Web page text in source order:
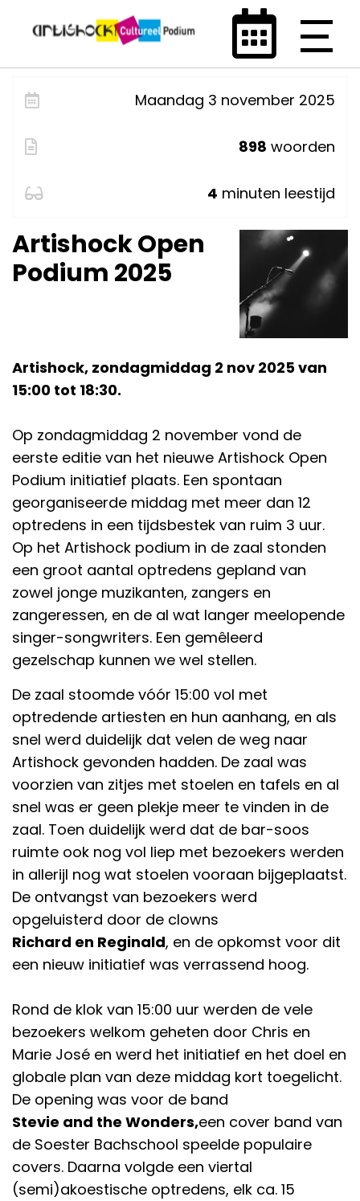
Maandag 3 november 2025
898 woorden
4 minuten leestijd
Artishock Open
Podium 2025
Artishock, zondagmiddag 2 nov 2025 van
15:00 tot 18:30.
Op zondagmiddag 2 november vond de
eerste editie van het nieuwe Artishock Open
Podium initiatief plaats. Een spontaan
georganiseerde middag met meer dan 12
optredens in een tijdsbestek van ruim 3 uur.
Op het Artishock podium in de zaal stonden
een groot aantal optredens gepland van
zowel jonge muzikanten, zangers en
zangeressen, en de al wat langer meelopende
singer-songwriters. Een gemêleerd
gezelschap kunnen we wel stellen.
De zaal stoomde vóór 15:00 vol met
optredende artiesten en hun aanhang, en als
snel werd duidelijk dat velen de weg naar
Artishock gevonden hadden. De zaal was
voorzien van zitjes met stoelen en tafels en al
snel was er geen plekje meer te vinden in de
zaal. Toen duidelijk werd dat de bar-soos
ruimte ook nog vol liep met bezoekers werden
in allerijl nog wat stoelen vooraan bijgeplaatst.
De ontvangst van bezoekers werd
opgeluisterd door de clowns
Richard en Reginald, en de opkomst voor dit
een nieuw initiatief was verrassend hoog.
Rond de klok van 15:00 uur werden de vele
bezoekers welkom geheten door Chris en
Marie José en werd het initiatief en het doel en
globale plan van deze middag kort toegelicht.
De opening was voor de band
Stevie and the Wonders,een cover band van
de Soester Bachschool speelde populaire
covers. Daarna volgde een viertal
(semi)akoestische optredens, elk ca. 15